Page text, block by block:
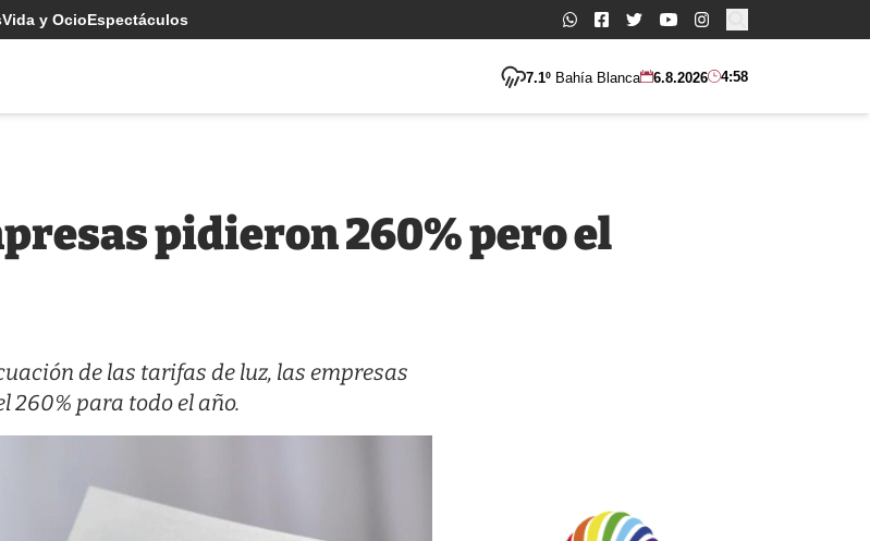
Vida y OcioEspectáculos Buscar:
7.1º Bahía Blanca 6.8.2026 4:58
pidieron 260% pero el
de las tarifas de luz, las empresas
260% para todo el año.